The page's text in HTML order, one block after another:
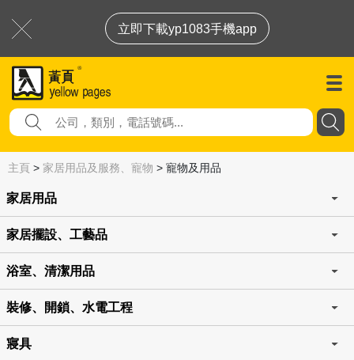
立即下載yp1083手機app
主頁 > 家居用品及服務、寵物 > 寵物及用品
家居用品
家居擺設、工藝品
浴室、清潔用品
裝修、開鎖、水電工程
寢具